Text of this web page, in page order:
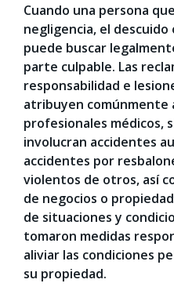
Cuando una persona
negligencia, el
puede buscar
parte culpable. Las
responsabilidad e
atribuyen comúnmente
profesionales médicos,
involucran accidentes
accidentes por
violentos de otros, así
de negocios o
de situaciones y
tomaron medidas
aliviar las condiciones
su propiedad.